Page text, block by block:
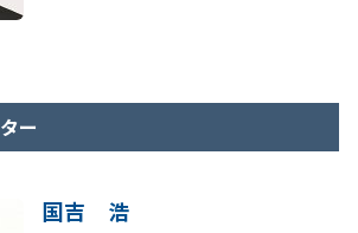
ー
国吉 浩